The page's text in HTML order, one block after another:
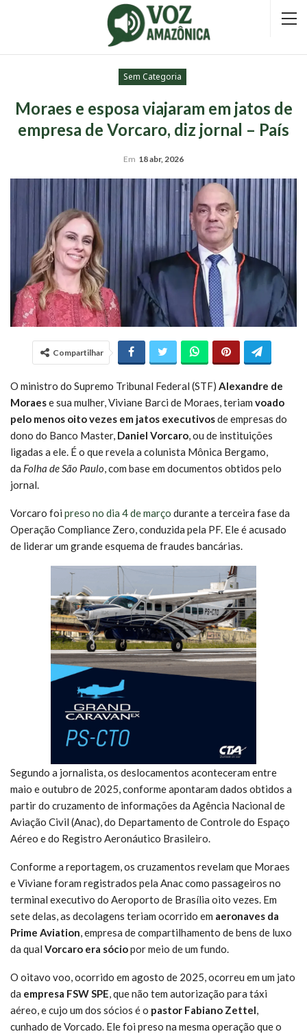
Sem Categoria
Moraes e esposa viajaram em jatos de
empresa de Vorcaro, diz jornal – País
Em 18 abr, 2026
Compartilhar
O ministro do Supremo Tribunal Federal (STF) Alexandre de
Moraese sua mulher, Viviane Barci de Moraes, teriam voado
pelo menos oito vezes em jatos executivosde empresas do
dono do Banco Master, Daniel Vorcaro, ou de instituições
ligadas a ele. É o que revela a colunista Mônica Bergamo,
da Folha de São Paulo, com base em documentos obtidos pelo
jornal.
Vorcaro foi preso no dia 4 de março durante a terceira fase da
Operação Compliance Zero, conduzida pela PF. Ele é acusado
de liderar um grande esquema de fraudes bancárias.
Segundo a jornalista, os deslocamentos aconteceram entre
maio e outubro de 2025, conforme apontaram dados obtidos a
partir do cruzamento de informações da Agência Nacional de
Aviação Civil (Anac), do Departamento de Controle do Espaço
Aéreo e do Registro Aeronáutico Brasileiro.
Conforme a reportagem, os cruzamentos revelam que Moraes
e Viviane foram registrados pela Anac como passageiros no
terminal executivo do Aeroporto de Brasília oito vezes. Em
sete delas, as decolagens teriam ocorrido em aeronaves da
Prime Aviation, empresa de compartilhamento de bens de luxo
da qual Vorcaro era sóciopor meio de um fundo.
O oitavo voo, ocorrido em agosto de 2025, ocorreu em um jato
da empresa FSW SPE, que não tem autorização para táxi
aéreo, e cujo um dos sócios é o pastor Fabiano Zettel,
cunhado de Vorcado. Ele foi preso na mesma operação que o